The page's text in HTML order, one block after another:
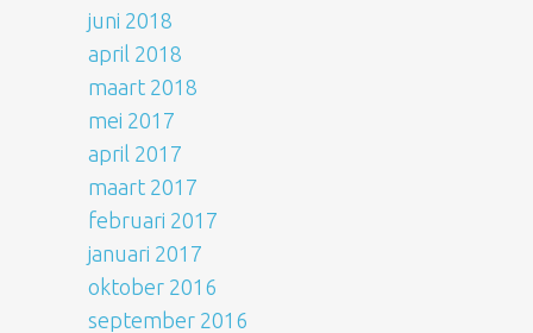
juni 2018
april 2018
maart 2018
mei 2017
april 2017
maart 2017
februari 2017
januari 2017
oktober 2016
september 2016